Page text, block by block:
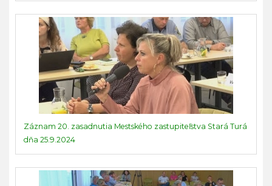
Záznam 20. zasadnutia Mestského zastupiteľstva Stará Turá
dňa 25.9.2024